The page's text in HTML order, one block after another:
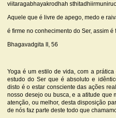
viitaragabhayakrodhah
Aquele que é livre de apego, medo e
é firme no conhecimento do Ser, assim é
Bhagavadgita II, 56
Yoga é um estilo de vida, com a
estudo do Ser que é absoluto e
disto é o estar consciente das ações
nosso desejo ou busca, e a atitude que
atenção, ou melhor, desta disposição
de nós faz parte deste todo que